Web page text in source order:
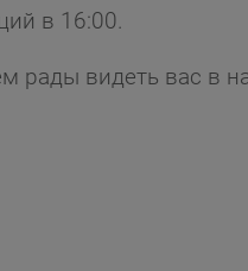
в 16:00.
рады видеть вас в